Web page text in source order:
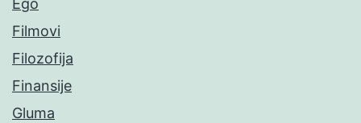
Ego
Filmovi
Filozofija
Finansije
Gluma